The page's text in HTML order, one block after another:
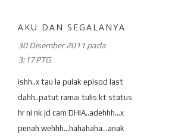
AKU DAN SEGALANYA
30 Disember 2011 pada
3:17 PTG
ishh..x tau la pulak episod last
dahh..patut ramai tulis kt status
hr ni nk jd cam DHIA..adehhh...x
penah wehhh...hahahaha...anak